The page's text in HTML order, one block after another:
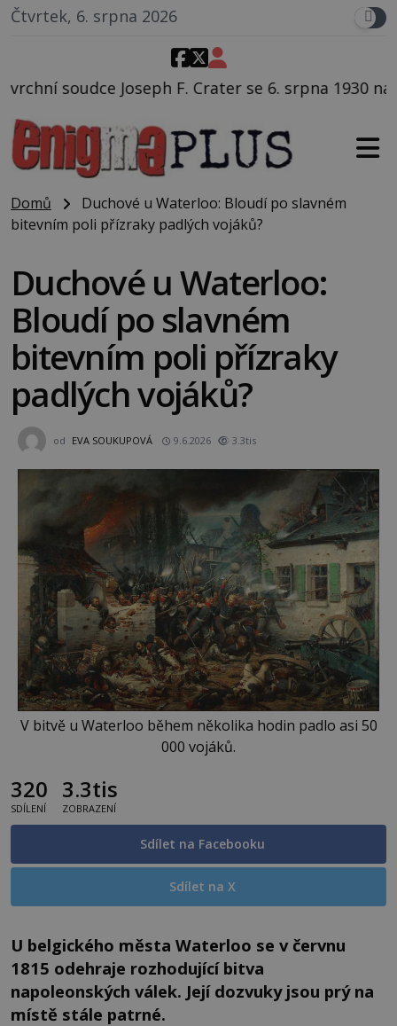
Čtvrtek, 6. srpna 2026
Crater se 6. srpna 1930 navečeří ve své
Domů
Duchové u Waterloo: Bloudí po slavném
bitevním poli přízraky padlých vojáků?
Duchové u Waterloo:
Bloudí po slavném
bitevním poli přízraky
padlých vojáků?
od EVA SOUKUPOVÁ 9.6.2026 3.3tis
V bitvě u Waterloo během několika hodin padlo asi 50
000 vojáků.
320
SDÍLENÍ
3.3tis
ZOBRAZENÍ
Sdílet na Facebooku
Sdílet na X
U belgického města Waterloo se v červnu
1815 odehraje rozhodující bitva
napoleonských válek. Její dozvuky jsou prý na
místě stále patrné.